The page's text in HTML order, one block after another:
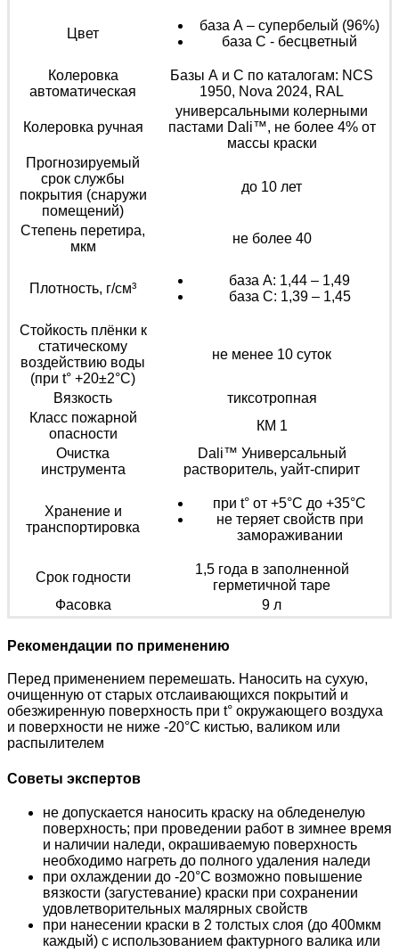
Цвет
база А – супербелый (96%)
база С - бесцветный
Колеровка
автоматическая
Базы А и С по каталогам: NCS
1950, Nova 2024, RAL
Колеровка ручная
универсальными колерными
пастами Dali™, не более 4% от
массы краски
Прогнозируемый
срок службы
покрытия (снаружи
помещений)
до 10 лет
Степень перетира,
мкм
не более 40
Плотность, г/см³
база А: 1,44 – 1,49
база С: 1,39 – 1,45
Стойкость плёнки к
статическому
воздействию воды
(при t° +20±2°C)
не менее 10 суток
Вязкость
тиксотропная
Класс пожарной
опасности
КМ 1
Очистка
инструмента
Dali™ Универсальный
растворитель, уайт-спирит
Хранение и
транспортировка
при t° от +5°С до +35°С
не теряет свойств при
замораживании
Срок годности
1,5 года в заполненной
герметичной таре
Фасовка
9 л
Рекомендации по применению
Перед применением перемешать. Наносить на сухую,
очищенную от старых отслаивающихся покрытий и
обезжиренную поверхность при t° окружающего воздуха
и поверхности не ниже -20°С кистью, валиком или
распылителем
Советы экспертов
не допускается наносить краску на обледенелую
поверхность; при проведении работ в зимнее время
и наличии наледи, окрашиваемую поверхность
необходимо нагреть до полного удаления наледи
при охлаждении до -20°С возможно повышение
вязкости (загустевание) краски при сохранении
удовлетворительных малярных свойств
при нанесении краски в 2 толстых слоя (до 400мкм
каждый) с использованием фактурного валика или